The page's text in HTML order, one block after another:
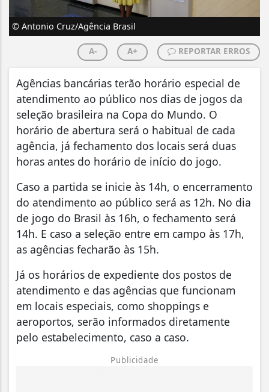
© Antonio Cruz/Agência Brasil
A- A+ REPORTAR ERROS
Agências bancárias terão horário especial de
atendimento ao público nos dias de jogos da
seleção brasileira na Copa do Mundo. O
horário de abertura será o habitual de cada
agência, já fechamento dos locais será duas
horas antes do horário de início do jogo.
Caso a partida se inicie às 14h, o encerramento
do atendimento ao público será as 12h. No dia
de jogo do Brasil às 16h, o fechamento será
14h. E caso a seleção entre em campo às 17h,
as agências fecharão às 15h.
Já os horários de expediente dos postos de
atendimento e das agências que funcionam
em locais especiais, como shoppings e
aeroportos, serão informados diretamente
pelo estabelecimento, caso a caso.
Publicidade